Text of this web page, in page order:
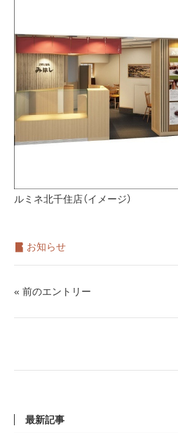
ルミネ北千住店（イメージ）
お知らせ
« 前のエントリー
最新記事